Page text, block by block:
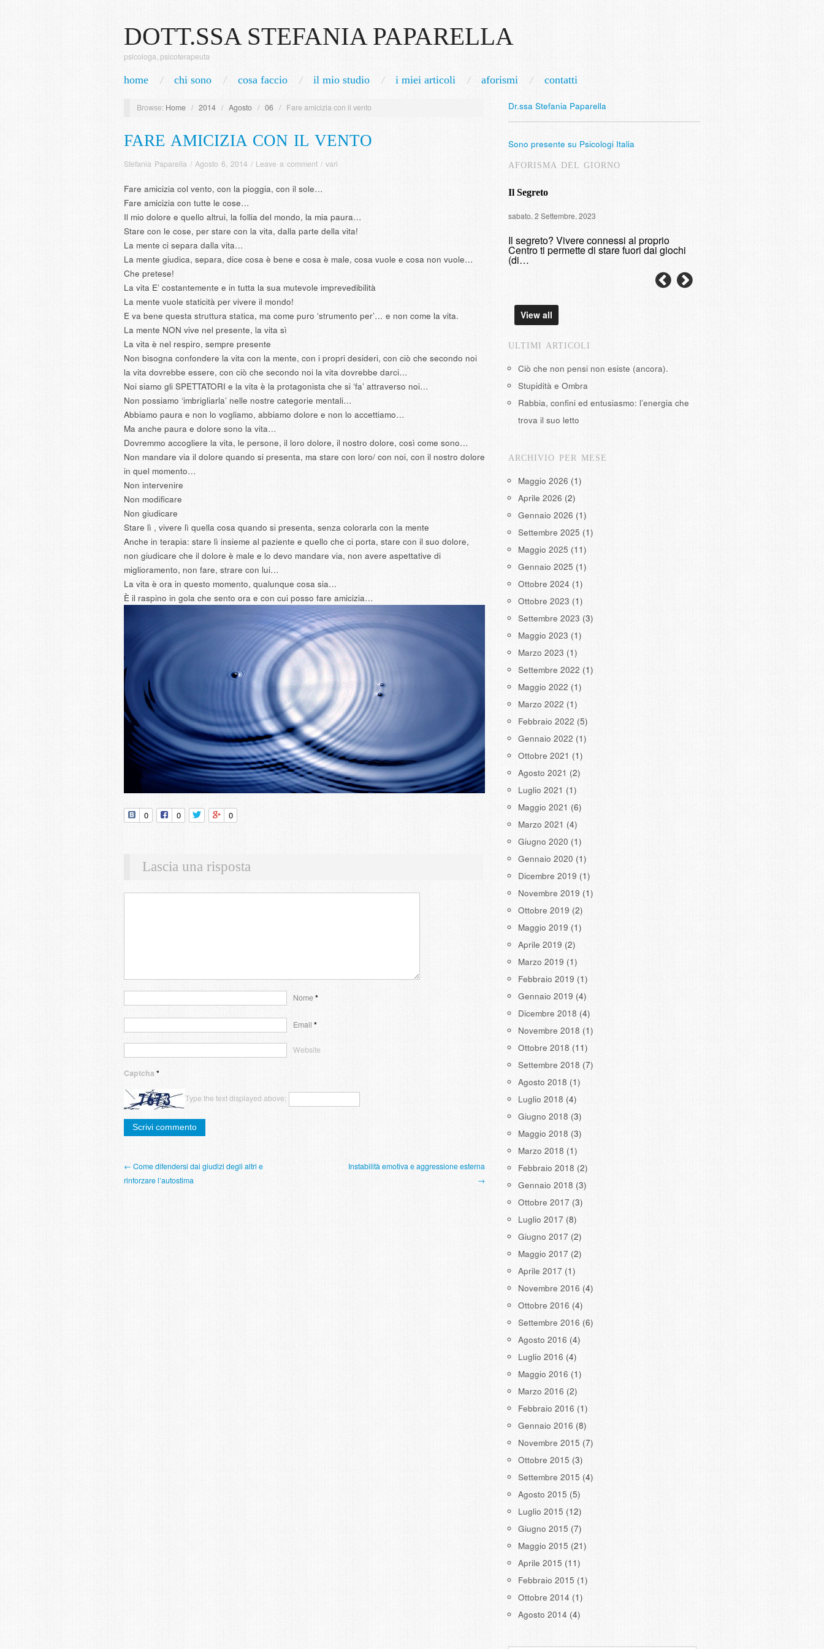
DOTT.SSA STEFANIA PAPARELLA
psicologa, psicoterapeuta
home chi sono cosa faccio il mio studio i miei articoli aforismi contatti
Browse: Home / 2014 / Agosto / 06 / Fare amicizia con il vento
FARE AMICIZIA CON IL VENTO
Stefania Paparella / Agosto 6, 2014 / Leave a comment / vari
Fare amicizia col vento, con la pioggia, con il sole…
Fare amicizia con tutte le cose…
Il mio dolore e quello altrui, la follia del mondo, la mia paura…
Stare con le cose, per stare con la vita, dalla parte della vita!
La mente ci separa dalla vita…
La mente giudica, separa, dice cosa è bene e cosa è male, cosa vuole e cosa non vuole…
Che pretese!
La vita E’ costantemente e in tutta la sua mutevole imprevedibilità
La mente vuole staticità per vivere il mondo!
E va bene questa struttura statica, ma come puro ‘strumento per’… e non come la vita.
La mente NON vive nel presente, la vita sì
La vita è nel respiro, sempre presente
Non bisogna confondere la vita con la mente, con i propri desideri, con ciò che secondo noi
la vita dovrebbe essere, con ciò che secondo noi la vita dovrebbe darci…
Noi siamo gli SPETTATORI e la vita è la protagonista che si ‘fa’ attraverso noi…
Non possiamo ‘imbrigliarla’ nelle nostre categorie mentali…
Abbiamo paura e non lo vogliamo, abbiamo dolore e non lo accettiamo…
Ma anche paura e dolore sono la vita…
Dovremmo accogliere la vita, le persone, il loro dolore, il nostro dolore, così come sono…
Non mandare via il dolore quando si presenta, ma stare con loro/ con noi, con il nostro dolore
in quel momento…
Non intervenire
Non modificare
Non giudicare
Stare lì , vivere lì quella cosa quando si presenta, senza colorarla con la mente
Anche in terapia: stare lì insieme al paziente e quello che ci porta, stare con il suo dolore,
non giudicare che il dolore è male e lo devo mandare via, non avere aspettative di
miglioramento, non fare, strare con lui…
La vita è ora in questo momento, qualunque cosa sia…
È il raspino in gola che sento ora e con cui posso fare amicizia…
0 0 0
Lascia una risposta
Nome*
Email *
Website
Captcha *
Type the text displayed above:
← Come difendersi dai giudizi degli altri e
rinforzare l’autostima
Instabilità emotiva e aggressione esterna
→
Dr.ssa Stefania Paparella
Sono presente su Psicologi Italia
AFORISMA DEL GIORNO
Il Segreto
sabato, 2 Settembre, 2023
Il segreto? Vivere connessi al proprio
Centro ti permette di stare fuori dai giochi
(di…
View all
ULTIMI ARTICOLI
Ciò che non pensi non esiste (ancora).
Stupidità e Ombra
Rabbia, confini ed entusiasmo: l’energia che
trova il suo letto
ARCHIVIO PER MESE
Maggio 2026 (1)
Aprile 2026 (2)
Gennaio 2026 (1)
Settembre 2025 (1)
Maggio 2025 (11)
Gennaio 2025 (1)
Ottobre 2024 (1)
Ottobre 2023 (1)
Settembre 2023 (3)
Maggio 2023 (1)
Marzo 2023 (1)
Settembre 2022 (1)
Maggio 2022 (1)
Marzo 2022 (1)
Febbraio 2022 (5)
Gennaio 2022 (1)
Ottobre 2021 (1)
Agosto 2021 (2)
Luglio 2021 (1)
Maggio 2021 (6)
Marzo 2021 (4)
Giugno 2020 (1)
Gennaio 2020 (1)
Dicembre 2019 (1)
Novembre 2019 (1)
Ottobre 2019 (2)
Maggio 2019 (1)
Aprile 2019 (2)
Marzo 2019 (1)
Febbraio 2019 (1)
Gennaio 2019 (4)
Dicembre 2018 (4)
Novembre 2018 (1)
Ottobre 2018 (11)
Settembre 2018 (7)
Agosto 2018 (1)
Luglio 2018 (4)
Giugno 2018 (3)
Maggio 2018 (3)
Marzo 2018 (1)
Febbraio 2018 (2)
Gennaio 2018 (3)
Ottobre 2017 (3)
Luglio 2017 (8)
Giugno 2017 (2)
Maggio 2017 (2)
Aprile 2017 (1)
Novembre 2016 (4)
Ottobre 2016 (4)
Settembre 2016 (6)
Agosto 2016 (4)
Luglio 2016 (4)
Maggio 2016 (1)
Marzo 2016 (2)
Febbraio 2016 (1)
Gennaio 2016 (8)
Novembre 2015 (7)
Ottobre 2015 (3)
Settembre 2015 (4)
Agosto 2015 (5)
Luglio 2015 (12)
Giugno 2015 (7)
Maggio 2015 (21)
Aprile 2015 (11)
Febbraio 2015 (1)
Ottobre 2014 (1)
Agosto 2014 (4)